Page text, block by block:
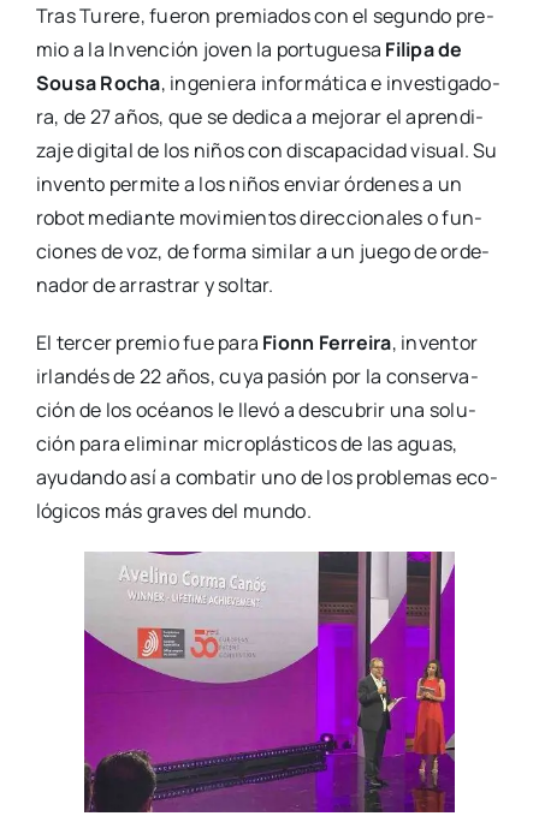
Tras Ture­re, fue­ron pre­mia­dos con el segun­do pre­
mio a la Inven­ción joven la por­tu­gue­sa Fili­pa de
Sou­sa Rocha, inge­nie­ra infor­má­ti­ca e inves­ti­ga­do­
ra, de 27 años, que se dedi­ca a mejo­rar el apren­di­
za­je digi­tal de los niños con dis­ca­pa­ci­dad visual. Su
inven­to per­mi­te a los niños enviar órde­nes a un
robot median­te movi­mien­tos direc­cio­na­les o fun­
cio­nes de voz, de for­ma simi­lar a un jue­go de orde­
na­dor de arras­trar y sol­tar.
El ter­cer pre­mio fue para Fionn Ferrei­ra, inven­tor
irlan­dés de 22 años, cuya pasión por la con­ser­va­
ción de los océa­nos le lle­vó a des­cu­brir una solu­
ción para eli­mi­nar micro­plás­ti­cos de las aguas,
ayu­dan­do así a com­ba­tir uno de los pro­ble­mas eco­
ló­gi­cos más gra­ves del mun­do.